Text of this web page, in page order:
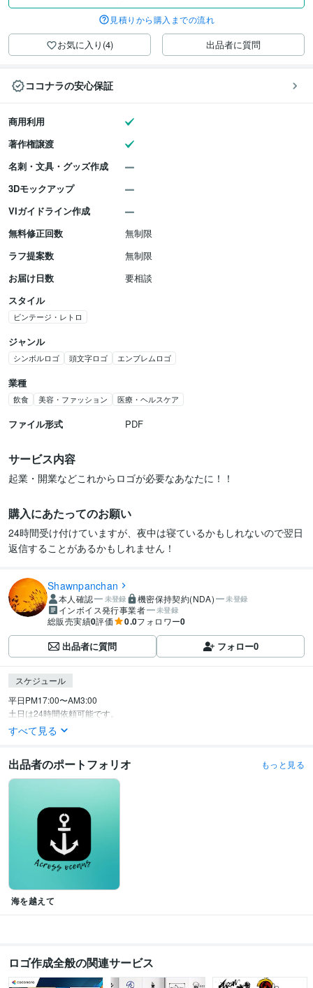
見積りから購入までの流れ
お気に入り(4) 出品者に質問
ココナラの安心保証
商用利用
著作権譲渡
名刺・文具・グッズ作成
3Dモックアップ
VIガイドライン作成
無料修正回数
無制限
ラフ提案数
無制限
お届け日数
要相談
スタイル
ビンテージ・レトロ
ジャンル
シンボルロゴ 頭文字ロゴ エンブレムロゴ
業種
飲食 美容・ファッション 医療・ヘルスケア
ファイル形式 PDF
サービス内容
起業・開業などこれからロゴが必要なあなたに！！
購入にあたってのお願い
24時間受け付けていますが、夜中は寝ているかもしれないので翌日
返信することがあるかもしれません！
Shawnpanchan
本人確認 未登録 機密保持契約(NDA) 未登録
インボイス発行事業者 未登録
総販売実績0評価 0.0フォロワー0
出品者に質問 フォロー0
スケジュール
平日PM17:00〜AM3:00
土日は24時間依頼可能です。
すべて見る
出品者のポートフォリオ もっと見る
海を越えて
ロゴ作成全般の関連サービス